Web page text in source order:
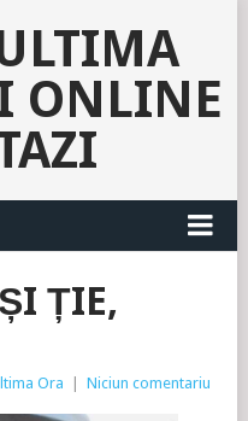
ONLINE
ȚIE,
Ora Niciun comentariu